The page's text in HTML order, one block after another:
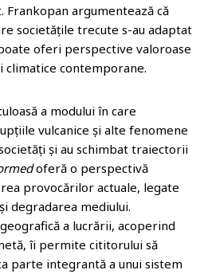
argumentează că
societățile trecute s-au adaptat
oferi perspective valoroase
contemporane.
a modului în care
vulcanice și alte fenomene
și au schimbat traiectorii
oferă o perspectivă
provocărilor actuale, legate
degradarea mediului.
a lucrării, acoperind
îi permite cititorului să
parte integrantă a unui sistem